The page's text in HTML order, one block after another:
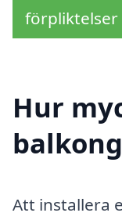
förpliktelser
Hur
Att installera